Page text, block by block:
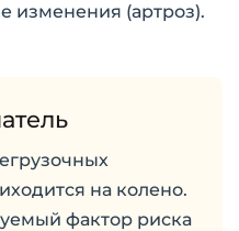
изменения (артроз).
на колено.
фактор риска